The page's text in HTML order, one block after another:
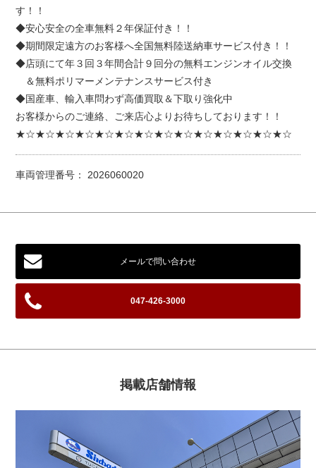
す！！
◆安心安全の全車無料２年保証付き！！
◆期間限定遠方のお客様へ全国無料陸送納車サービス付き！！
◆店頭にて年３回３年間合計９回分の無料エンジンオイル交換
＆無料ポリマーメンテナンスサービス付き
◆国産車、輸入車問わず高価買取＆下取り強化中
お客様からのご連絡、ご来店心よりお待ちしております！！
★☆★☆★☆★☆★☆★☆★☆★☆★☆★☆★☆★☆★☆★☆
車両管理番号： 2026060020
メールで問い合わせ
047-426-3000
掲載店舗情報